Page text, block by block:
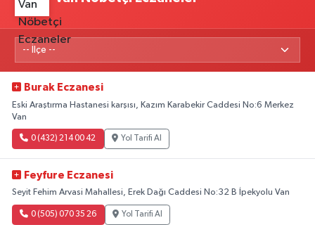
Burak Eczanesi
Eski Araştırma Hastanesi karşısı, Kazım Karabekir Caddesi No:6 Merkez
Van
0 (432) 214 00 42 Yol Tarifi Al
Feyfure Eczanesi
Seyit Fehim Arvasi Mahallesi, Erek Dağı Caddesi No:32 B İpekyolu Van
0 (505) 070 35 26 Yol Tarifi Al